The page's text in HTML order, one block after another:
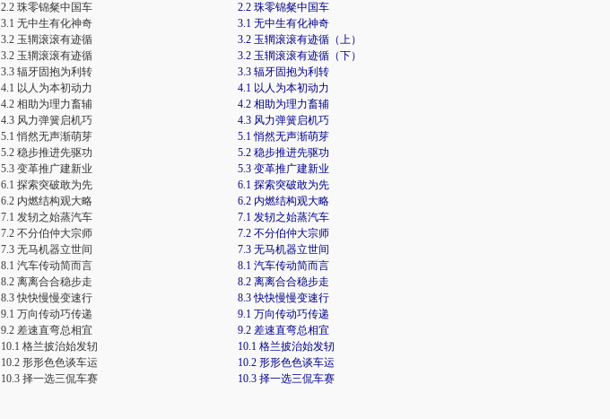
2.2 珠零锦粲中国车
2.2 珠零锦粲中国车
3.1 无中生有化神奇
3.1 无中生有化神奇
3.2 玉辋滚滚有迹循
3.2 玉辋滚滚有迹循（上）
3.2 玉辋滚滚有迹循
3.2 玉辋滚滚有迹循（下）
3.3 辐牙固抱为利转
3.3 辐牙固抱为利转
4.1 以人为本初动力
4.1 以人为本初动力
4.2 相助为理力畜辅
4.2 相助为理力畜辅
4.3 风力弹簧启机巧
4.3 风力弹簧启机巧
5.1 悄然无声渐萌芽
5.1 悄然无声渐萌芽
5.2 稳步推进先驱功
5.2 稳步推进先驱功
5.3 变革推广建新业
5.3 变革推广建新业
6.1 探索突破敢为先
6.1 探索突破敢为先
6.2 内燃结构观大略
6.2 内燃结构观大略
7.1 发轫之始蒸汽车
7.1 发轫之始蒸汽车
7.2 不分伯仲大宗师
7.2 不分伯仲大宗师
7.3 无马机器立世间
7.3 无马机器立世间
8.1 汽车传动简而言
8.1 汽车传动简而言
8.2 离离合合稳步走
8.2 离离合合稳步走
8.3 快快慢慢变速行
8.3 快快慢慢变速行
9.1 万向传动巧传递
9.1 万向传动巧传递
9.2 差速直弯总相宜
9.2 差速直弯总相宜
10.1 格兰披治始发轫
10.1 格兰披治始发轫
10.2 形形色色谈车运
10.2 形形色色谈车运
10.3 择一选三侃车赛 10.3 择一选三侃车赛